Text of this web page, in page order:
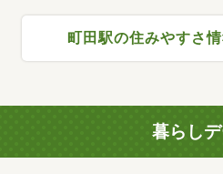
町田駅の住みやすさ
暮らし